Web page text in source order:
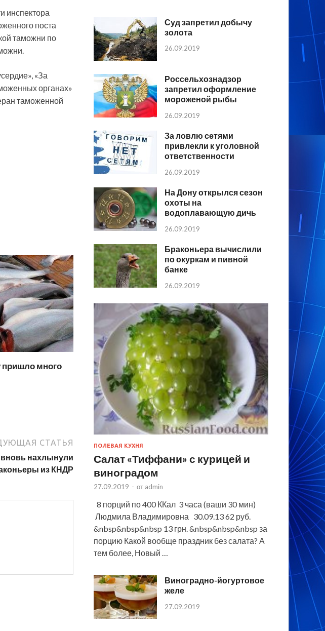
инспектора
поста
таможни по
«За
органах»
таможенной
пришло много
СТАТЬЯ
нахлынули
из КНДР
Суд запретил добычу
золота
26.09.2019
Россельхознадзор
запретил оформление
мороженой рыбы
26.09.2019
За ловлю сетями
привлекли к уголовной
ответственности
26.09.2019
На Дону открылся сезон
охоты на
водоплавающую дичь
26.09.2019
Браконьера вычислили
по окуркам и пивной
банке
26.09.2019
ПОЛЕВАЯ КУХНЯ
Салат «Тиффани» с курицей и
виноградом
27.09.2019 - от admin
8 порций по 400 ККал 3 часа (ваши 30 мин)
Людмила Владимировна 30.09.13 62 руб.
&nbsp&nbsp&nbsp 13 грн. &nbsp&nbsp&nbsp за
порцию Какой вообще праздник без салата? А
тем более, Новый …
Виноградно-йогуртовое
желе
27.09.2019